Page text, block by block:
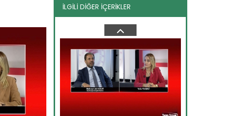
İLGİLİ DİĞER İÇERİKLER
Tarım Orman Gündemi 10.06.2026
“Tarım Orman Gündemi” sektörün
gündemini izleyici ile...